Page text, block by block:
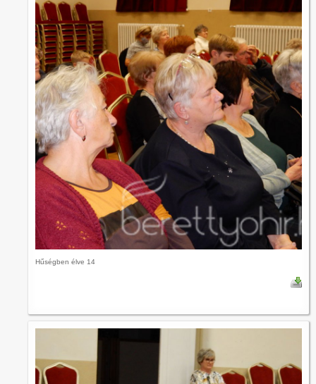
Hűségben élve 14